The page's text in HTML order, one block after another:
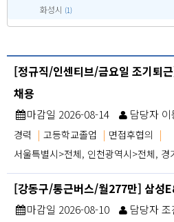
화성시 (1)
[정규직/인센티브/금요일 조기퇴
채용
마감일 2026-08-14 담당자 이
경력 | 고등학교졸업 | 면접후협의 |
서울특별시>전체, 인천광역시>전체, 경
[강동구/통근버스/월277만] 삼성
마감일 2026-08-10 담당자 조